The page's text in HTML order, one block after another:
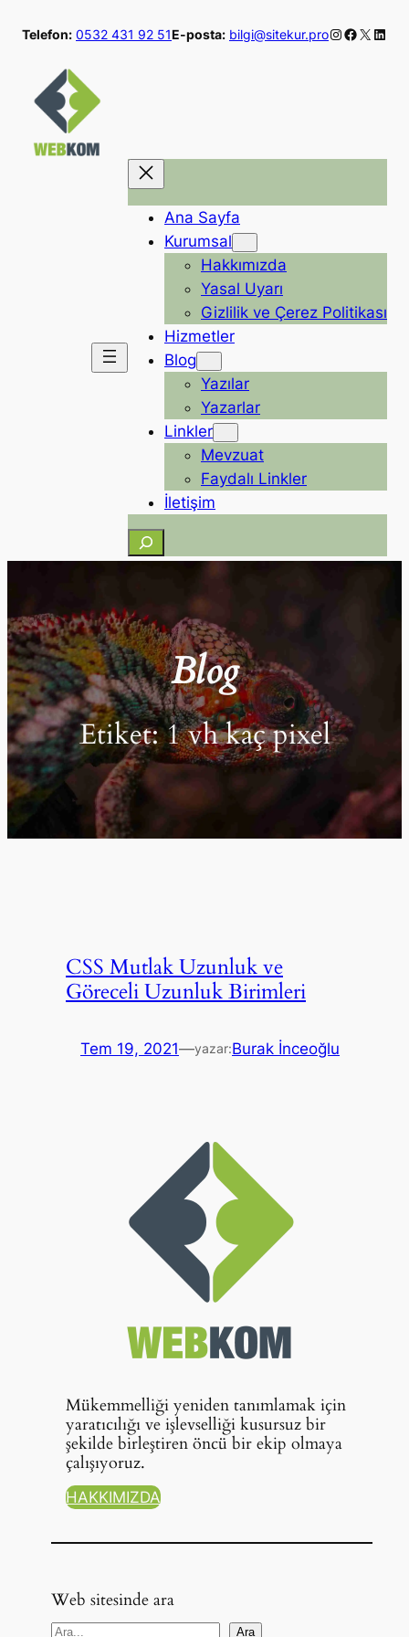
geç
Telefon: 0532 431 92 51E-posta: bilgi@sitekur.proInstagram
X
Ana Sayfa
Kurumsal
Hakkımızda
Yasal Uyarı
Gizlilik ve Çerez Politikası
Hizmetler
Blog
Yazılar
Yazarlar
Linkler
Mevzuat
Faydalı Linkler
İletişim
Ara
Blog
Etiket:1 vh kaç pixel
CSS Mutlak Uzunluk ve
Göreceli Uzunluk Birimleri
Tem 19, 2021—yazar:Burak İnceoğlu
Mükemmelliği yeniden tanımlamak için
yaratıcılığı ve işlevselliği kusursuz bir
şekilde birleştiren öncü bir ekip olmaya
çalışıyoruz.
HAKKIMIZDA
Web sitesinde ara
Ara